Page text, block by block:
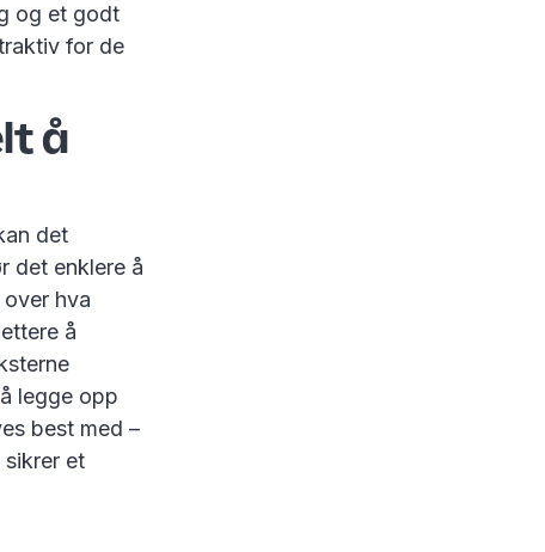
og et godt
for de
å
det
det enklere å
hva
å
legge opp
best med –
sikrer et